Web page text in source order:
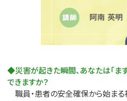
◆災害が起きた瞬間、あなたは「ま
できますか？
職員・患者の安全確保から始ま